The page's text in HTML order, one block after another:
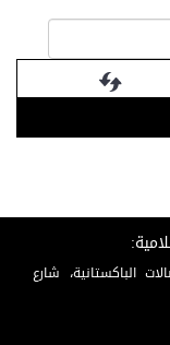
الباكستانية، شارع